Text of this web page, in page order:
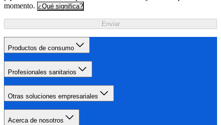
momento. ¿Qué significa?
Enviar
Productos de consumo
Profesionales sanitarios
Otras soluciones empresariales
Acerca de nosotros